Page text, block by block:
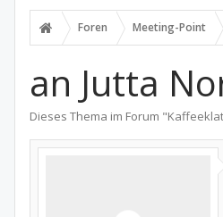
Foren Meeting-Point
an Jutta
Dieses Thema im Forum "